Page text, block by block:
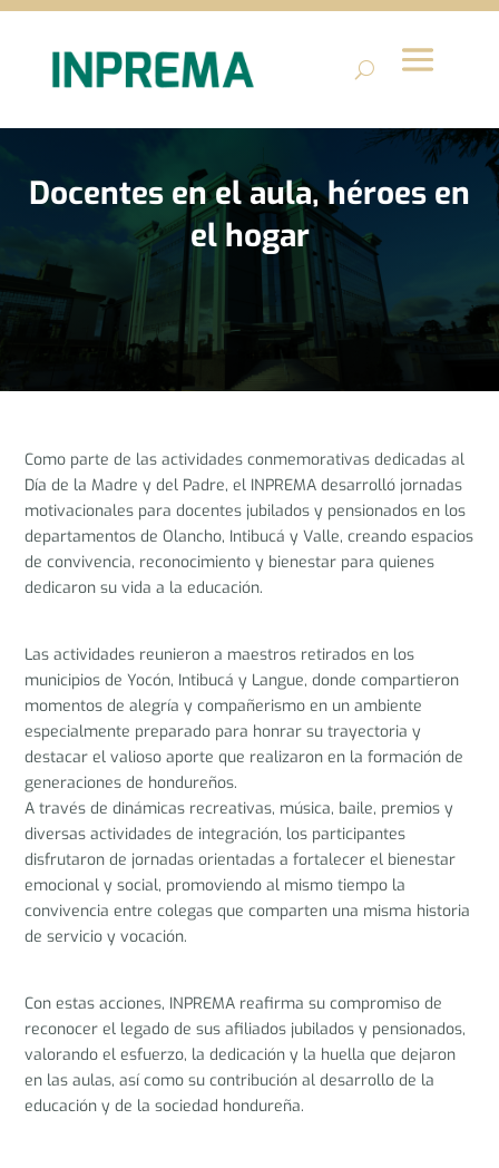
Docentes en el aula, héroes en
el hogar
Como parte de las actividades conmemorativas dedicadas al
Día de la Madre y del Padre, el INPREMA desarrolló jornadas
motivacionales para docentes jubilados y pensionados en los
departamentos de Olancho, Intibucá y Valle, creando espacios
de convivencia, reconocimiento y bienestar para quienes
dedicaron su vida a la educación.
Las actividades reunieron a maestros retirados en los
municipios de Yocón, Intibucá y Langue, donde compartieron
momentos de alegría y compañerismo en un ambiente
especialmente preparado para honrar su trayectoria y
destacar el valioso aporte que realizaron en la formación de
generaciones de hondureños.
A través de dinámicas recreativas, música, baile, premios y
diversas actividades de integración, los participantes
disfrutaron de jornadas orientadas a fortalecer el bienestar
emocional y social, promoviendo al mismo tiempo la
convivencia entre colegas que comparten una misma historia
de servicio y vocación.
Con estas acciones, INPREMA reafirma su compromiso de
reconocer el legado de sus afiliados jubilados y pensionados,
valorando el esfuerzo, la dedicación y la huella que dejaron
en las aulas, así como su contribución al desarrollo de la
educación y de la sociedad hondureña.